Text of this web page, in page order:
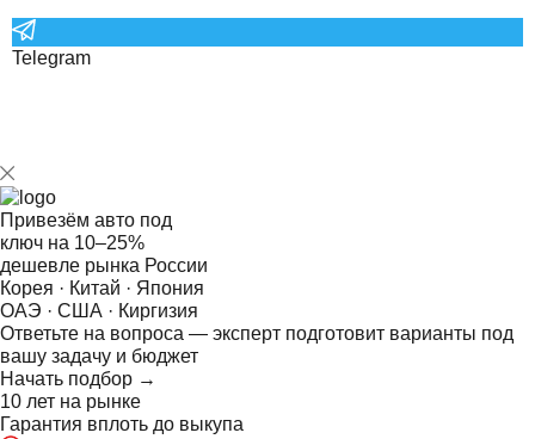
Telegram
Привезём авто под
ключ на 10–25%
дешевле рынка России
Корея · Китай · Япония
ОАЭ · США · Киргизия
Ответьте на вопроса — эксперт подготовит варианты под
вашу задачу и бюджет
Начать подбор →
10 лет на рынке
Гарантия вплоть до выкупа